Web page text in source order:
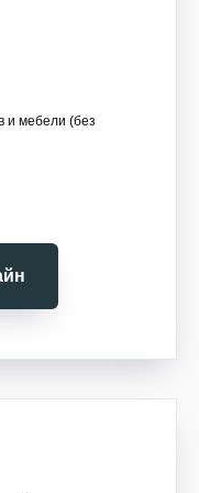
и мебели (без